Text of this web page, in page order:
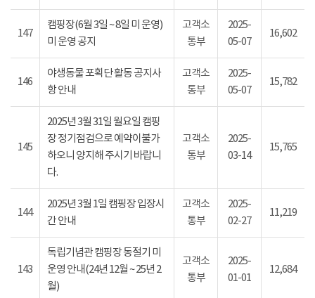
147
캠핑장(6월 3일 ~ 8일 미 운영)
미 운영 공지
고객소
통부
2025-
05-07
16,602
146
야생동물 포획단 활동 공지사
항 안내
고객소
통부
2025-
05-07
15,782
145
2025년 3월 31일 월요일 캠핑
장 정기점검으로 예약이불가
하오니 양지해 주시기 바랍니
다.
고객소
통부
2025-
03-14
15,765
144
2025년 3월 1일 캠핑장 입장시
간 안내
고객소
통부
2025-
02-27
11,219
143
독립기념관 캠핑장 동절기 미
운영 안내(24년 12월 ~ 25년 2
월)
고객소
통부
2025-
01-01
12,684